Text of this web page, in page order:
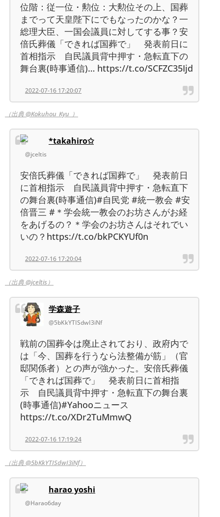
位階：従一位・勲位：大勲位その上、国葬
までって天皇陛下にでもなったのかな？一
総理大臣、一国会議員に対してする事？安
倍氏葬儀「できれば国葬で」 発表前日に
首相指示 自民議員背中押す・急転直下の
舞台裏(時事通信)… https://t.co/SCFZC35Ijd
2022-07-16 17:20:07
（出典 @Kokuhou_Kyu_）
*takahiro✩
@jceltis
安倍氏葬儀「できれば国葬で」 発表前日
に首相指示 自民議員背中押す・急転直下
の舞台裏(時事通信)#自民党 #統一教会 #安
倍晋三 #＊学会統一教会のお坊さんがお経
をあげるの？＊学会のお坊さんはそれでい
いの？https://t.co/bkPCKYUf0n
2022-07-16 17:20:04
（出典 @jceltis）
学森遊子
@5bKkYTISdwI3iNf
戦前の国葬令は廃止されており、政府内で
は「今、国葬を行うなら法整備が筋」（官
邸関係者）との声が強かった。安倍氏葬儀
「できれば国葬で」 発表前日に首相指
示 自民議員背中押す・急転直下の舞台裏
(時事通信)#Yahooニュース
https://t.co/XDr2TuMmwQ
2022-07-16 17:19:24
（出典 @5bKkYTISdwI3iNf）
harao yoshi
@Harao6day